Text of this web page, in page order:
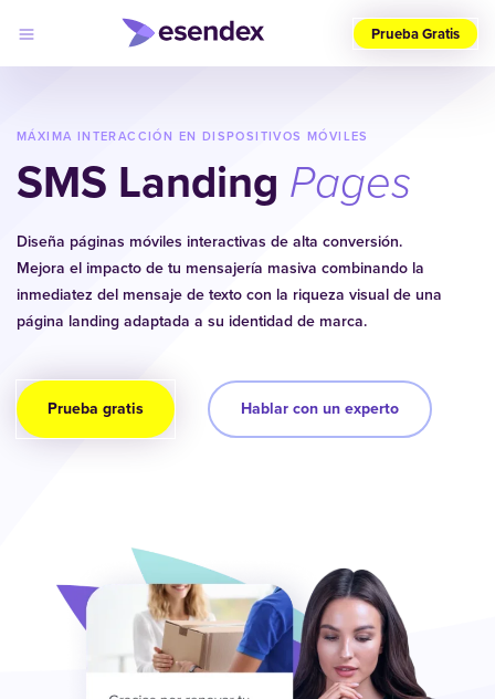
país
Productos
Desarrolladores
Precios
Por qué
elegirnos
Log
in
Prueba Gratis
MÁXIMA INTERACCIÓN EN DISPOSITIVOS MÓVILES
SMS Landing Pages
Diseña páginas móviles interactivas de alta conversión.
Mejora el impacto de tu mensajería masiva combinando la
inmediatez del mensaje de texto con la riqueza visual de una
página landing adaptada a su identidad de marca.
Prueba gratis Hablar con un experto